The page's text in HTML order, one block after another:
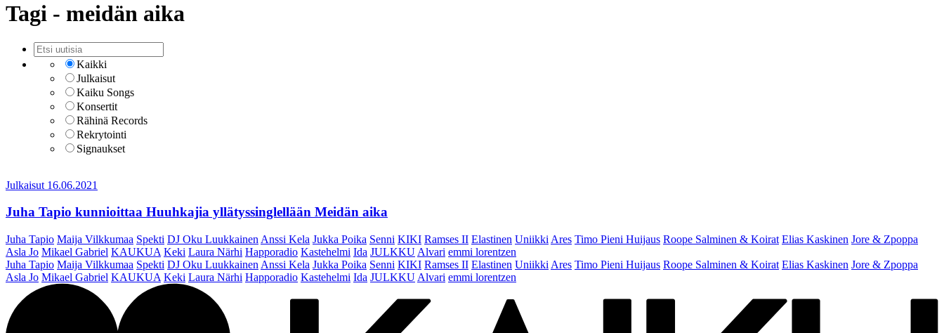
Tagi - meidän aika
Kaikki
Julkaisut
Kaiku Songs
Konsertit
Rähinä Records
Rekrytointi
Signaukset
Julkaisut 16.06.2021
Juha Tapio kunnioittaa Huuhkajia yllätyssinglellään Meidän aika
Juha Tapio Maija Vilkkumaa Spekti DJ Oku Luukkainen Anssi Kela Jukka Poika Senni KIKI Ramses II Elastinen Uniikki Ares Timo Pieni Huijaus Roope Salminen & Koirat Elias Kaskinen Jore & Zpoppa
Asla Jo Mikael Gabriel KAUKUA Keki Laura Närhi Happoradio Kastehelmi Ida JULKKU Alvari emmi lorentzen
Juha Tapio Maija Vilkkumaa Spekti DJ Oku Luukkainen Anssi Kela Jukka Poika Senni KIKI Ramses II Elastinen Uniikki Ares Timo Pieni Huijaus Roope Salminen & Koirat Elias Kaskinen Jore & Zpoppa
Asla Jo Mikael Gabriel KAUKUA Keki Laura Närhi Happoradio Kastehelmi Ida JULKKU Alvari emmi lorentzen